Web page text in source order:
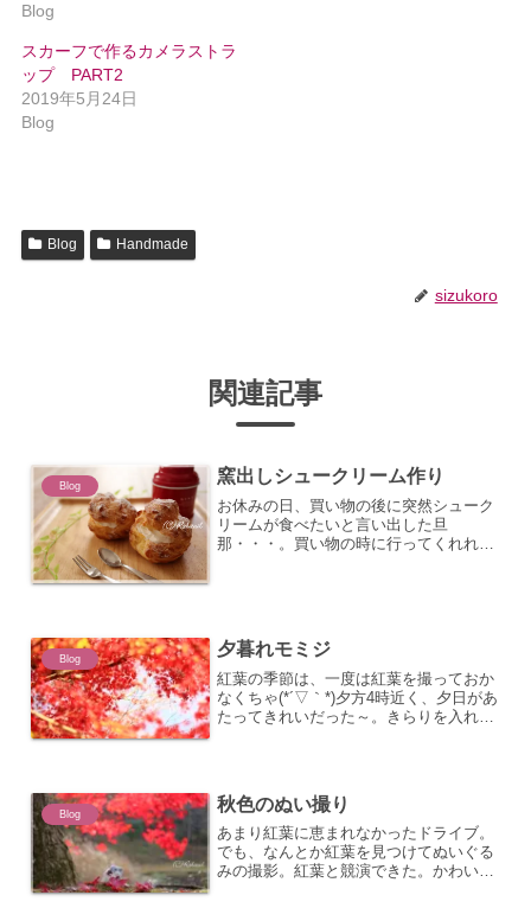
Blog
スカーフで作るカメラストラ
ップ PART2
2019年5月24日
Blog
Blog Handmade
sizukoro
関連記事
Blog 窯出しシュークリーム作り
お休みの日、買い物の後に突然シューク
リームが食べたいと言い出した旦
那・・・。買い物の時に行ってくれれば
Blog 夕暮れモミジ
紅葉の季節は、一度は紅葉を撮っておか
なくちゃ(*´▽｀*)夕方4時近く、夕日があ
たってきれいだった～。きらりを入れて
Blog 秋色のぬい撮り
あまり紅葉に恵まれなかったドライブ。
でも、なんとか紅葉を見つけてぬいぐる
みの撮影。紅葉と競演できた。かわいい